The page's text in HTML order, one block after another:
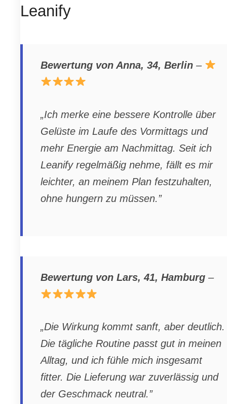
Leanify
Bewertung von Anna, 34, Berlin –
„Ich merke eine bessere Kontrolle über
Gelüste im Laufe des Vormittags und
mehr Energie am Nachmittag. Seit ich
Leanify regelmäßig nehme, fällt es mir
leichter, an meinem Plan festzuhalten,
ohne hungern zu müssen.”
Bewertung von Lars, 41, Hamburg –
„Die Wirkung kommt sanft, aber deutlich.
Die tägliche Routine passt gut in meinen
Alltag, und ich fühle mich insgesamt
fitter. Die Lieferung war zuverlässig und
der Geschmack neutral.”